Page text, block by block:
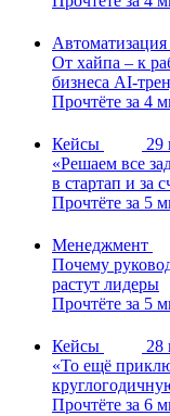
Автоматизация
От хайпа – к
бизнеса AI-
Прочтёте за 4
Кейсы
29
«Решаем все
в стартап и за
Прочтёте за 5
Менеджмент
Почему
растут лидеры
Прочтёте за 5
Кейсы
28
«То ещё
Прочтёте за 6